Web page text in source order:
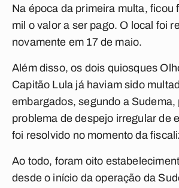
Na época da primeira multa, ficou
mil o valor a ser pago. O local foi
novamente em 17 de maio.
Além disso, os dois quiosques
Capitão Lula já haviam sido
embargados, segundo a Sudema,
problema de despejo irregular de
foi resolvido no momento da
Ao todo, foram oito
desde o início da operação da